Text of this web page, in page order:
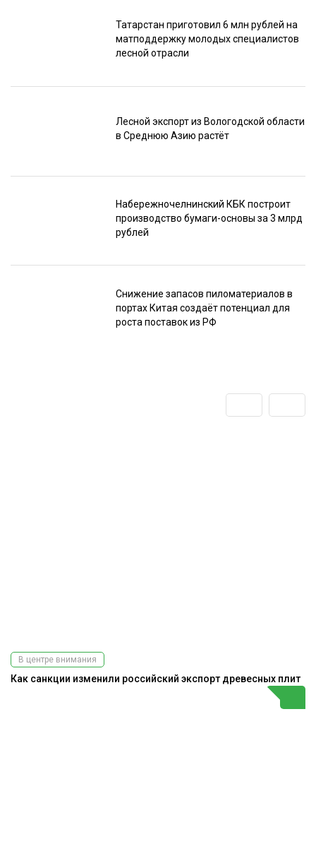
Татарстан приготовил 6 млн рублей на
матподдержку молодых специалистов
лесной отрасли
Лесной экспорт из Вологодской области
в Среднюю Азию растёт
Набережночелнинский КБК построит
производство бумаги-основы за 3 млрд
рублей
Снижение запасов пиломатериалов в
портах Китая создаёт потенциал для
роста поставок из РФ
В центре внимания
Как санкции изменили российский экспорт древесных плит